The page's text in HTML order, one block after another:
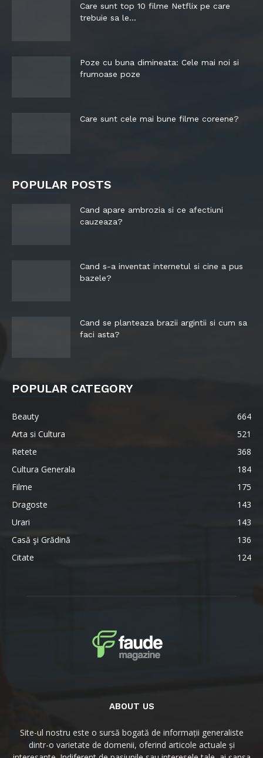
Care sunt top 10 filme Netflix pe care
trebuie sa le...
Poze cu buna dimineata: Cele mai noi si
frumoase poze
Care sunt cele mai bune filme coreene?
POPULAR POSTS
Cand apare ambrozia si ce afectiuni
cauzeaza?
Cand s-a inventat internetul si cine a pus
bazele?
Cand se planteaza brazii argintii si cum sa
faci asta?
POPULAR CATEGORY
Beauty
664
Arta si Cultura
521
Retete
368
Cultura Generala
184
Filme
175
Dragoste
143
Urari
143
Casă şi Grădină
136
Citate
124
ABOUT US
Site-ul nostru este o sursă bogată de informații generaliste
dintr-o varietate de domenii, oferind articole actuale și